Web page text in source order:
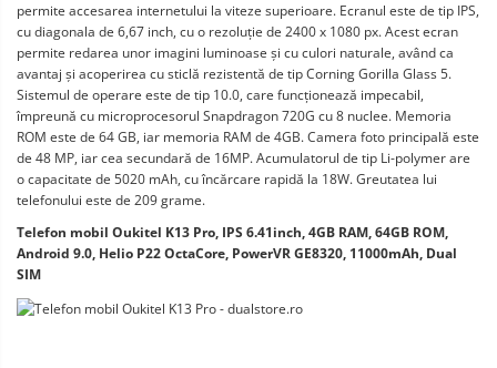
permite accesarea internetului la viteze superioare. Ecranul este de tip IPS,
cu diagonala de 6,67 inch, cu o rezoluție de 2400 x 1080 px. Acest ecran
permite redarea unor imagini luminoase și cu culori naturale, având ca
avantaj și acoperirea cu sticlă rezistentă de tip Corning Gorilla Glass 5.
Sistemul de operare este de tip 10.0, care funcționează impecabil,
împreună cu microprocesorul Snapdragon 720G cu 8 nuclee. Memoria
ROM este de 64 GB, iar memoria RAM de 4GB. Camera foto principală este
de 48 MP, iar cea secundară de 16MP. Acumulatorul de tip Li-polymer are
o capacitate de 5020 mAh, cu încărcare rapidă la 18W. Greutatea lui
telefonului este de 209 grame.
Telefon mobil Oukitel K13 Pro, IPS 6.41inch, 4GB RAM, 64GB ROM,
Android 9.0, Helio P22 OctaCore, PowerVR GE8320, 11000mAh, Dual
SIM